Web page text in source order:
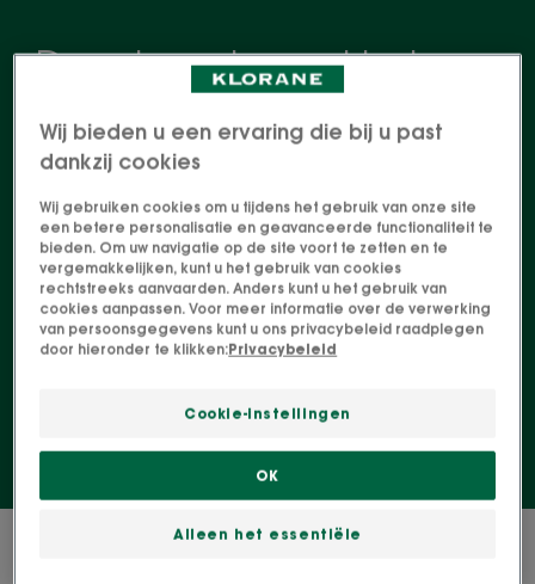
Douchegel voor kinderen
Vind al onze producten speciaal voor kinderen in
een compleet assortiment lichaams- en
actieve bestanddelen van natuurlijke oorsprong,
getest onder dermatologische en pediatrische
controle, om hun veiligheid te garanderen. Het
enige wat u hoeft te doen is te genieten van deze
momenten met de kleintjes. En dat is een mentale
0 Resultaat "Douchegel voor
Wij bieden u een ervaring die bij u past
dankzij cookies
Wij gebruiken cookies om u tijdens het gebruik van onze site
een betere personalisatie en geavanceerde functionaliteit te
bieden. Om uw navigatie op de site voort te zetten en te
vergemakkelijken, kunt u het gebruik van cookies
rechtstreeks aanvaarden. Anders kunt u het gebruik van
cookies aanpassen. Voor meer informatie over de verwerking
van persoonsgegevens kunt u ons privacybeleid raadplegen
door hieronder te klikken:Privacybeleid
Cookie-instellingen
Alleen het essentiële
OK